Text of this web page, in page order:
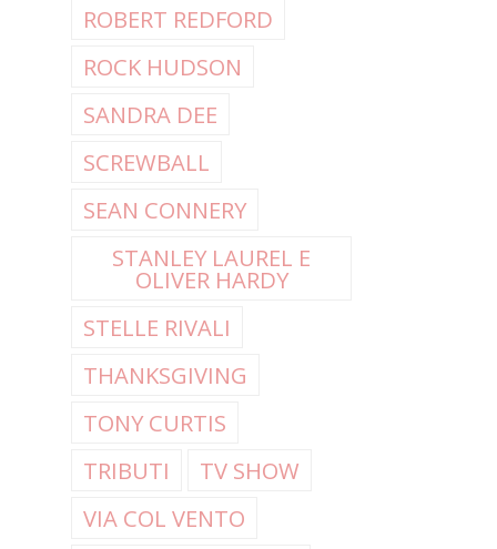
ROBERT REDFORD
ROCK HUDSON
SANDRA DEE
SCREWBALL
SEAN CONNERY
STANLEY LAUREL E
OLIVER HARDY
STELLE RIVALI
THANKSGIVING
TONY CURTIS
TRIBUTI
TV SHOW
VIA COL VENTO